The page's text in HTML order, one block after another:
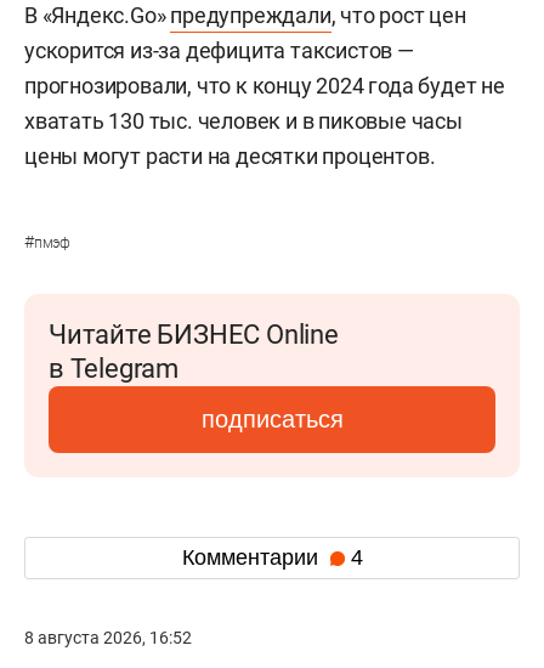
В «Яндекс.Go»предупреждали, что рост цен
ускорится из-за дефицита таксистов —
прогнозировали, что к концу 2024 года будет не
хватать 130 тыс. человек и в пиковые часы
цены могут расти на десятки процентов.
#пмэф
Читайте БИЗНЕС Online
в Telegram
подписаться
Комментарии 4
8 августа 2026, 16:52